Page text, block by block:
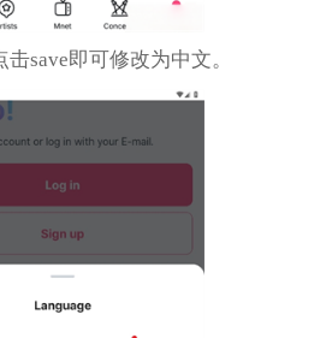
save即可修改为中文。